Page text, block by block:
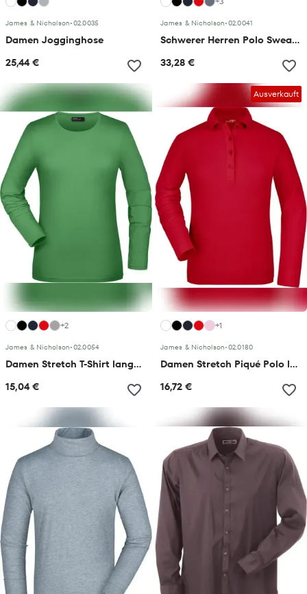
James & Nicholson•02.0035
Damen Jogginghose
25,44 €
James & Nicholson•02.0041
Schwerer Herren Polo Sweater
33,28 €
+2
James & Nicholson•02.0054
Damen Stretch T-Shirt langarm
15,04 €
Ausverkauft
+1
James & Nicholson•02.0180
Damen Stretch Piqué Polo langarm
16,72 €